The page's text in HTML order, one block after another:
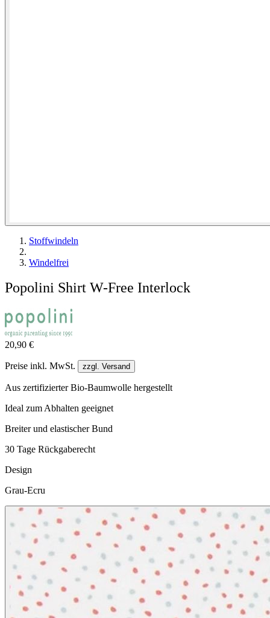
Stoffwindeln
Windelfrei
Popolini Shirt W-Free Interlock
20,90 €
Preise inkl. MwSt. zzgl. Versand
Aus zertifizierter Bio-Baumwolle hergestellt
Ideal zum Abhalten geeignet
Breiter und elastischer Bund
30 Tage Rückgaberecht
Design
Grau-Ecru